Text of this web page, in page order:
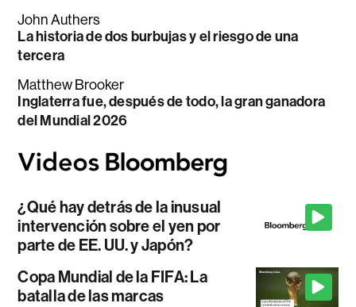
John Authers
La historia de dos burbujas y el riesgo de una
tercera
Matthew Brooker
Inglaterra fue, después de todo, la gran ganadora
del Mundial 2026
¿Qué hay detrás de la inusual
intervención sobre el yen por
parte de EE. UU. y Japón?
Copa Mundial de la FIFA: La
batalla de las marcas